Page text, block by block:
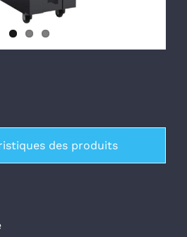
des produits